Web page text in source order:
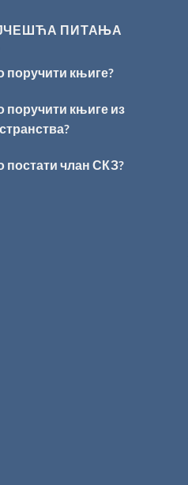
ПИТАЊА
поручити књиге?
поручити књиге из
постати члан СКЗ?